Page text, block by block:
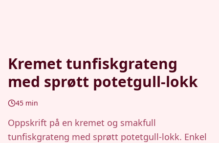
Kremet tunfiskgrateng
med sprøtt potetgull-lokk
45 min
Oppskrift på en kremet og smakfull
tunfiskgrateng med sprøtt potetgull-lokk. Enkel